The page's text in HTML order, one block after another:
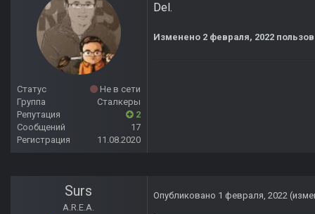
Статус
Не в сети
Группа
Сталкеры
Репутация
2
Сообщений
17
Регистрация
11.08.2020
Del.
Изменено 2 февраля, 2022
Surs
A.R.E.A.
Опубликовано 1 февраля, 2022